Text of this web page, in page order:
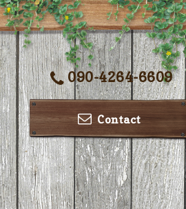
090-4264-6609
Contact